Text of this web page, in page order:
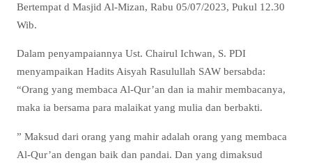
Bertempat d Masjid Al-Mizan, Rabu 05/07/2023, Pukul 12.30
Wib.
Dalam penyampaiannya Ust. Chairul Ichwan, S. PDI
menyampaikan Hadits Aisyah Rasulullah SAW bersabda:
“Orang yang membaca Al-Qur’an dan ia mahir membacanya,
maka ia bersama para malaikat yang mulia dan berbakti.
” Maksud dari orang yang mahir adalah orang yang membaca
Al-Qur’an dengan baik dan pandai. Dan yang dimaksud